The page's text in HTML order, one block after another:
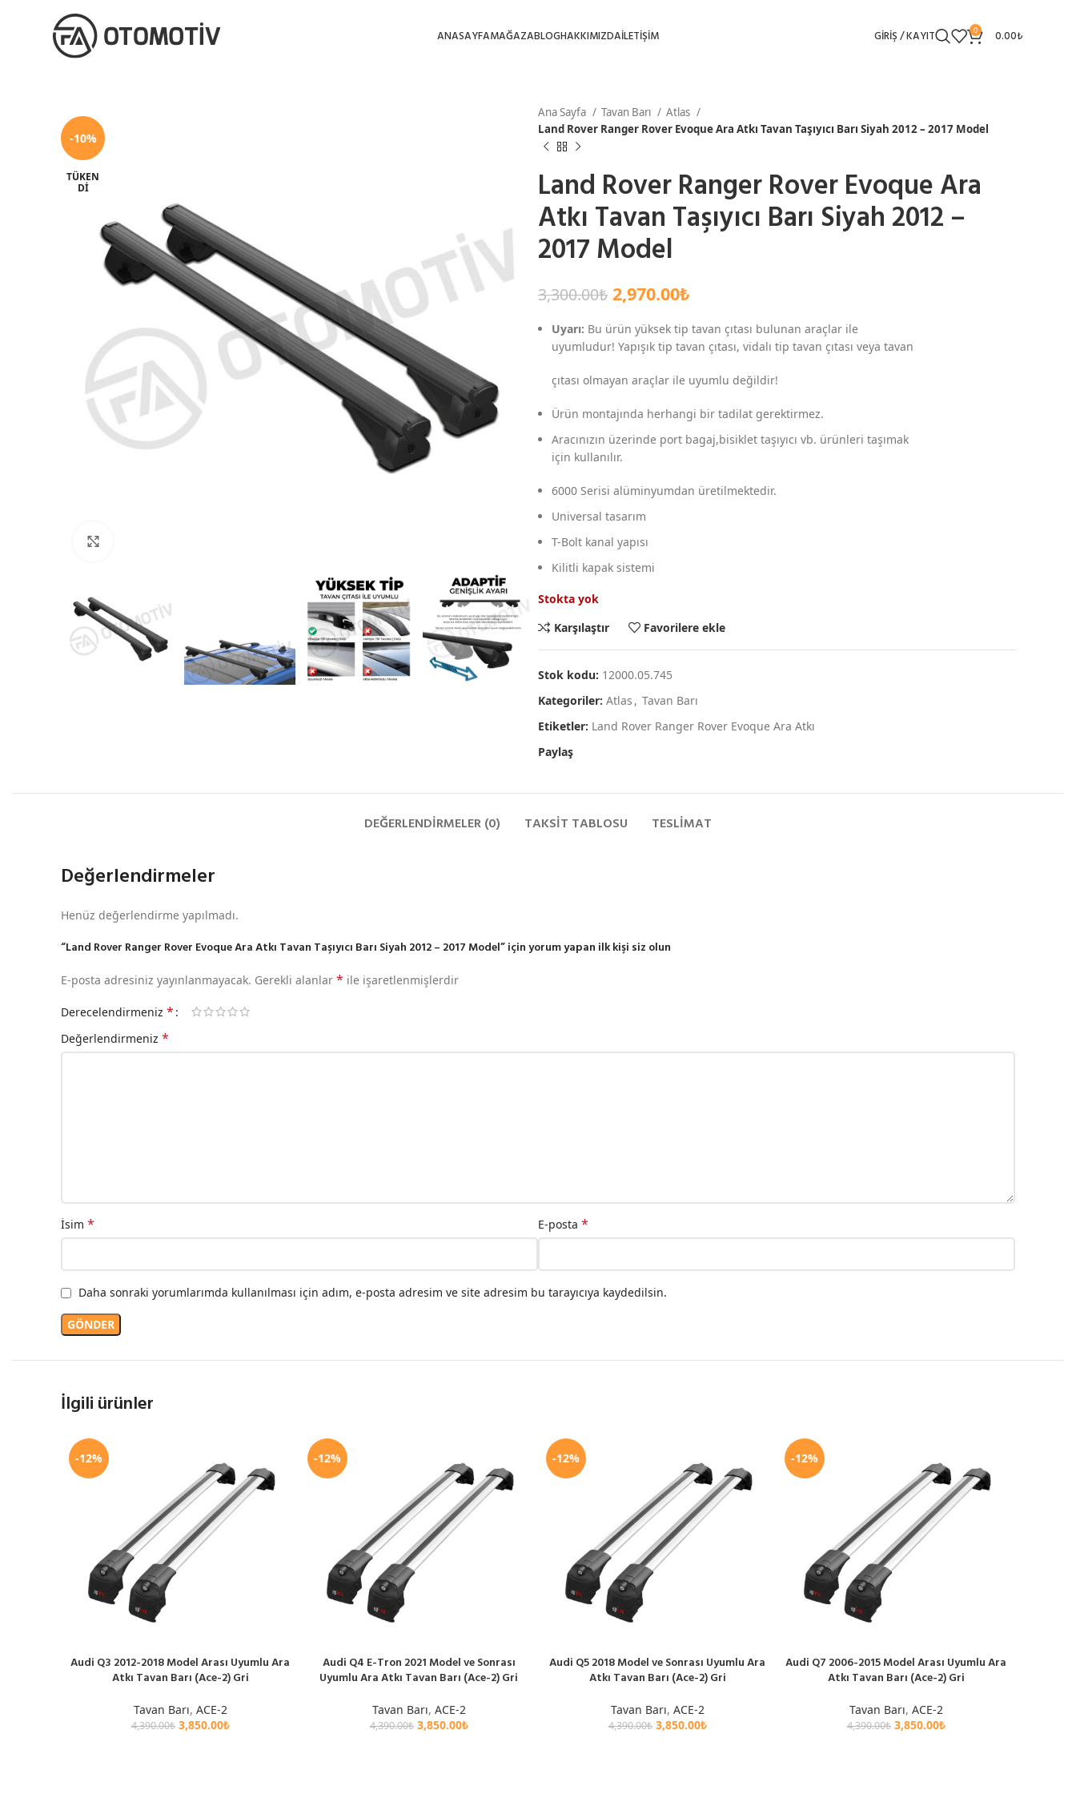
ANASAYFAMAĞAZABLOGHAKKIMIZDAİLETİŞİM GIRIŞ / KAYIT 0 0.00₺
-10%
TÜKEN
DI
Ana Sayfa Tavan Barı
Atlas
Land Rover Ranger Rover Evoque Ara Atkı Tavan Taşıyıcı Barı Siyah 2012 – 2017 Model
Land Rover Ranger Rover Evoque Ara
Atkı Tavan Taşıyıcı Barı Siyah 2012 –
2017 Model
3,300.00₺ 2,970.00₺
Uyarı: Bu ürün yüksek tip tavan çıtası bulunan araçlar ile
uyumludur! Yapışık tip tavan çıtası, vidalı tip tavan çıtası veya tavan
çıtası olmayan araçlar ile uyumlu değildir!
Ürün montajında herhangi bir tadilat gerektirmez.
Aracınızın üzerinde port bagaj,bisiklet taşıyıcı vb. ürünleri taşımak
için kullanılır.
6000 Serisi alüminyumdan üretilmektedir.
Universal tasarım
T-Bolt kanal yapısı
Kilitli kapak sistemi
Stokta yok
Karşılaştır
Favorilere ekle
Stok kodu: 12000.05.745
Kategoriler: Atlas , Tavan Barı
Etiketler: Land Rover Ranger Rover Evoque Ara Atkı
Paylaş
DEĞERLENDIRMELER (0) TAKSIT TABLOSU TESLIMAT
Değerlendirmeler
Henüz değerlendirme yapılmadı.
“Land Rover Ranger Rover Evoque Ara Atkı Tavan Taşıyıcı Barı Siyah 2012 – 2017 Model” için yorum yapan ilk kişi siz olun
E-posta adresiniz yayınlanmayacak. Gerekli alanlar * ile işaretlenmişlerdir
Derecelendirmeniz *
Değerlendirmeniz *
İsim * E-posta *
Daha sonraki yorumlarımda kullanılması için adım, e-posta adresim ve site adresim bu tarayıcıya kaydedilsin.
İlgili ürünler
-12%
SEPETE EKLE
Audi Q3 2012-2018 Model Arası Uyumlu Ara
Atkı Tavan Barı (Ace-2) Gri
Tavan Barı, ACE-2
4,390.00₺ 3,850.00₺
-12%
SEPETE EKLE
Audi Q4 E-Tron 2021 Model ve Sonrası
Uyumlu Ara Atkı Tavan Barı (Ace-2) Gri
Tavan Barı, ACE-2
4,390.00₺ 3,850.00₺
-12%
SEPETE EKLE
Audi Q5 2018 Model ve Sonrası Uyumlu Ara
Atkı Tavan Barı (Ace-2) Gri
Tavan Barı, ACE-2
4,390.00₺ 3,850.00₺
-12%
SEPETE EKLE
Audi Q7 2006-2015 Model Arası Uyumlu Ara
Atkı Tavan Barı (Ace-2) Gri
Tavan Barı, ACE-2
4,390.00₺ 3,850.00₺